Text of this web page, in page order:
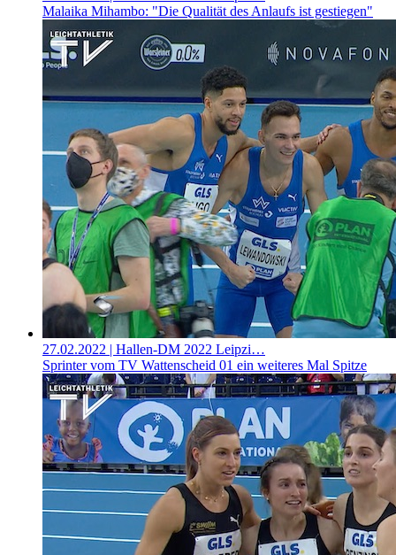
Malaika Mihambo: "Die Qualität des Anlaufs ist gestiegen"
27.02.2022 | Hallen-DM 2022 Leipzi…
Sprinter vom TV Wattenscheid 01 ein weiteres Mal Spitze